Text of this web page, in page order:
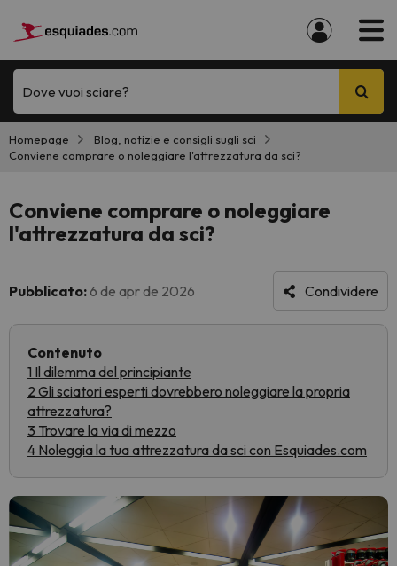
Dove vuoi sciare?
Homepage
Blog, notizie e consigli sugli sci
Conviene comprare o noleggiare l'attrezzatura da sci?
Conviene comprare o noleggiare
l'attrezzatura da sci?
Pubblicato: 6 de apr de 2026 Condividere
Contenuto
1 Il dilemma del principiante
2 Gli sciatori esperti dovrebbero noleggiare la propria
attrezzatura?
3 Trovare la via di mezzo
4 Noleggia la tua attrezzatura da sci con Esquiades.com